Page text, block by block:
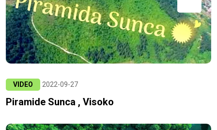
VIDEO 2022-09-27
Piramide Sunca , Visoko